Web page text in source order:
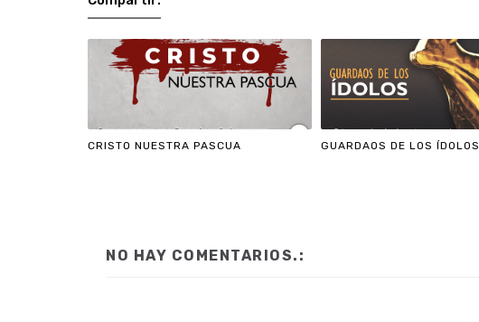
CRISTO NUESTRA PASCUA GUARDAOS DE LOS ÍDOLOS
NO HAY COMENTARIOS.: